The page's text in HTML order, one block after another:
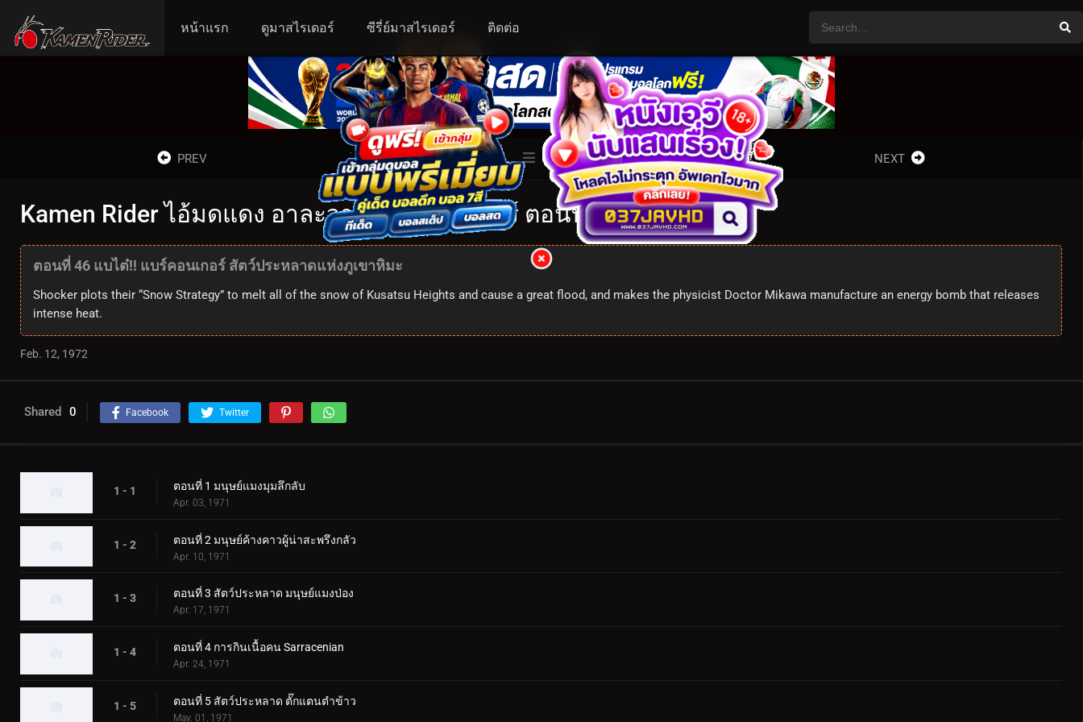
หน้าแรก ดูมาสไรเดอร์ ซีรี่ย์มาสไรเดอร์ ติดต่อ
PREV ALL NEXT
Kamen Rider ไอ้มดแดง อาละวาด ดับเบิ้ลไรเดอร์ ตอนที่ 46: 1x46
ตอนที่ 46 แบไต๋!! แบร์คอนเกอร์ สัตว์ประหลาดแห่งภูเขาหิมะ
Shocker plots their “Snow Strategy” to melt all of the snow of Kusatsu Heights and cause a great flood, and makes the physicist Doctor Mikawa manufacture an energy bomb that releases
intense heat.
Feb. 12, 1972
Shared 0 Facebook Twitter
1 - 1 ตอนที่ 1 มนุษย์แมงมุมลึกลับ
Apr. 03, 1971
1 - 2 ตอนที่ 2 มนุษย์ค้างคาวผู้น่าสะพรึงกลัว
Apr. 10, 1971
1 - 3 ตอนที่ 3 สัตว์ประหลาด มนุษย์แมงป่อง
Apr. 17, 1971
1 - 4 ตอนที่ 4 การกินเนื้อคน Sarracenian
Apr. 24, 1971
1 - 5 ตอนที่ 5 สัตว์ประหลาด ตั๊กแตนตำข้าว
May. 01, 1971